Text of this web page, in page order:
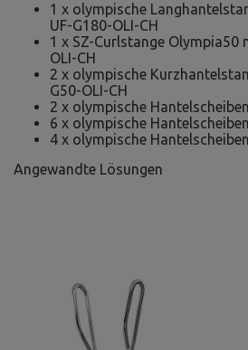
1 x olympische
UF-G180-OLI-CH
1 x SZ-Curlstange Olympia50
OLI-CH
2 x olympische
G50-OLI-CH
2 x olympische
6 x olympische
4 x olympische
Angewandte Lösungen